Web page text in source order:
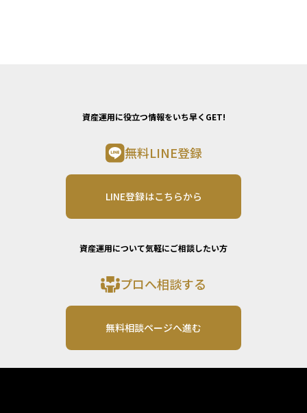
資産運用に役立つ情報をいち早くGET!
無料LINE登録
LINE登録はこちらから
資産運用について気軽にご相談したい方
プロへ相談する
無料相談ページへ進む